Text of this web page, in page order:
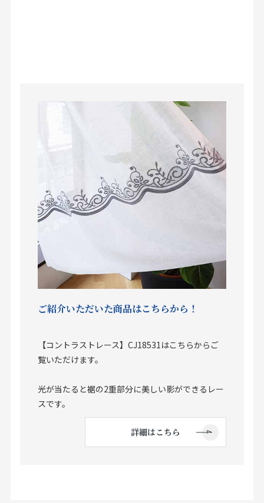
ご紹介いただいた商品はこちらから！
【コントラストレース】CJ18531はこちらからご
覧いただけます。
光が当たると裾の2重部分に美しい影ができるレー
スです。
詳細はこちら